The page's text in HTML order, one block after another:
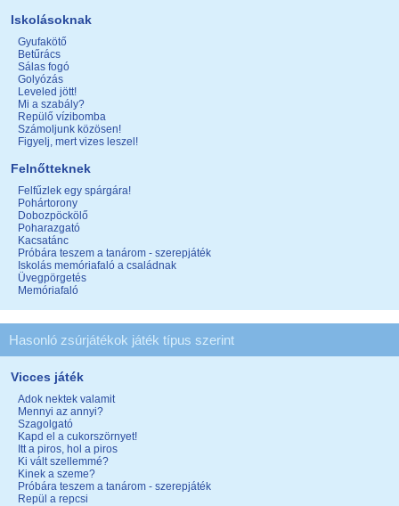
Iskolásoknak
Gyufakötő
Betűrács
Sálas fogó
Golyózás
Leveled jött!
Mi a szabály?
Repülő vízibomba
Számoljunk közösen!
Figyelj, mert vizes leszel!
Felnőtteknek
Felfűzlek egy spárgára!
Pohártorony
Dobozpöckölő
Poharazgató
Kacsatánc
Próbára teszem a tanárom - szerepjáték
Iskolás memóriafaló a családnak
Üvegpörgetés
Memóriafaló
Hasonló zsúrjátékok játék típus szerint
Vicces játék
Adok nektek valamit
Mennyi az annyi?
Szagolgató
Kapd el a cukorszörnyet!
Itt a piros, hol a piros
Ki vált szellemmé?
Kinek a szeme?
Próbára teszem a tanárom - szerepjáték
Repül a repcsi